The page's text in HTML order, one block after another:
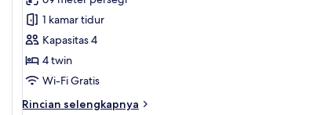
Suite
Quadruple
Room
1 kamar tidur
Kapasitas 4
4 twin
Wi-Fi Gratis
Rincian selengkapnya
Rincian